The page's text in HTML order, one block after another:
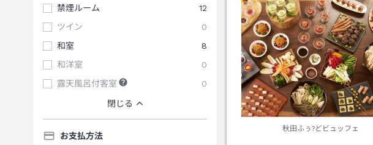
禁煙ルーム
12
ツイン
0
和室
8
和洋室
0
露天風呂付客室
0
閉じる
お支払方法
秋田ふぅ?どビュッフェ